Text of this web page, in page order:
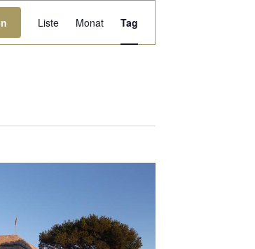
Veranstaltung
Ansichten-
Liste Monat Tag